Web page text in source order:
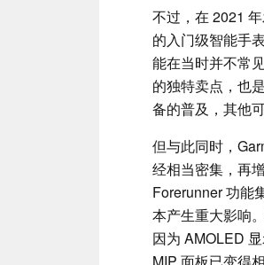
不过，在 2021
的入门级智能手
能在当时并不常
的独特卖点，也
备的普及，其他
但与此同时，
经相当密集，再
Forerunner 功能
本产生重大影响
因为 AMOLED
MIP 面板已变得